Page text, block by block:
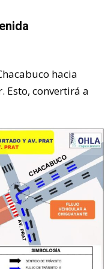
hacia
Esto, convertirá a